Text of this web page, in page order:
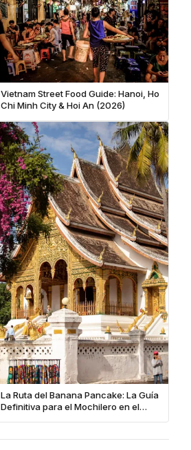
Vietnam Street Food Guide: Hanoi, Ho
Chi Minh City & Hoi An (2026)
La Ruta del Banana Pancake: La Guía
Definitiva para el Mochilero en el